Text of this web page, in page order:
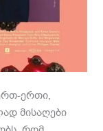
ერთი,
მისაღები